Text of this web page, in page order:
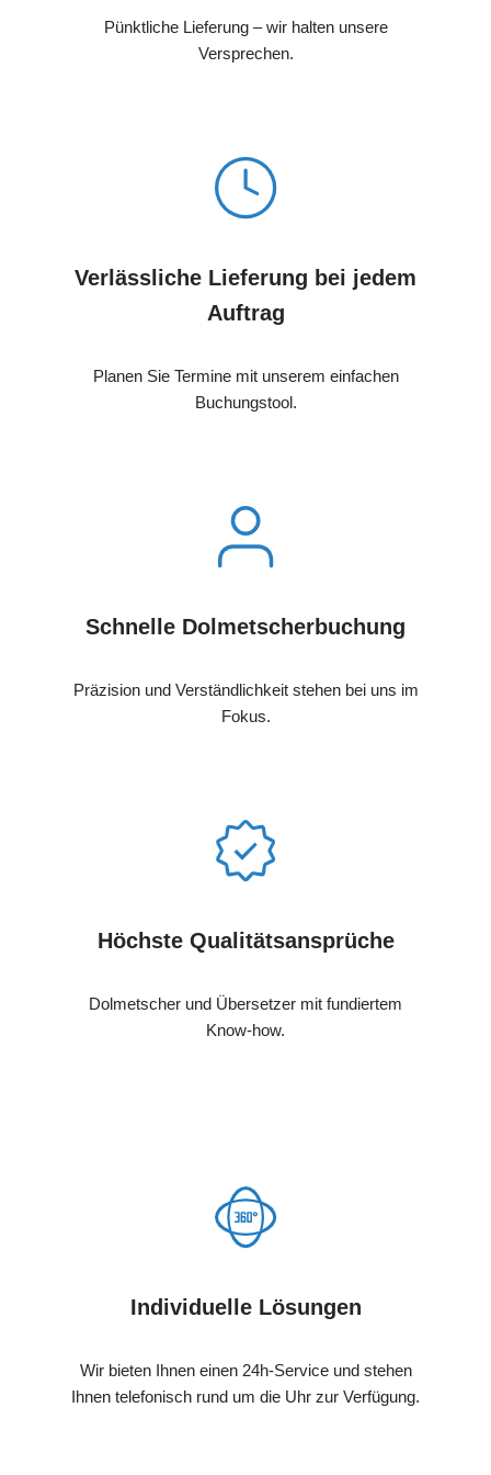
Pünktliche Lieferung – wir halten unsere
Versprechen.
Verlässliche Lieferung bei jedem
Auftrag
Planen Sie Termine mit unserem einfachen
Buchungstool.
Schnelle Dolmetscherbuchung
Präzision und Verständlichkeit stehen bei uns im
Fokus.
Höchste Qualitätsansprüche
Dolmetscher und Übersetzer mit fundiertem
Know-how.
Individuelle Lösungen
Wir bieten Ihnen einen 24h-Service und stehen
Ihnen telefonisch rund um die Uhr zur Verfügung.